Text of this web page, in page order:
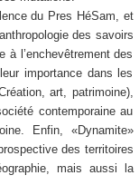
du Pres HéSam, et
des savoirs
à l’enchevêtrement des
importance dans les
art, patrimoine),
contemporaine au
Enfin, «Dynamite»
des territoires
mais aussi la